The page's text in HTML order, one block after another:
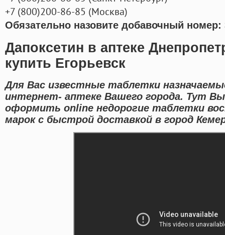
+7 (800)200-86-85 (Москва)
Обязательно назовите добавочный номер:
Дапоксетин в аптеке
купить Егорьевск
Для Вас известные таблетки
интернет- аптеке Вашего города. Тут
оформить online недорогие таблетки
марок с быстрой доставкой в город